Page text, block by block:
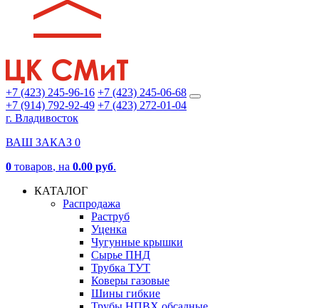
+7 (423) 245-96-16 +7 (423) 245-06-68
+7 (914) 792-92-49 +7 (423) 272-01-04
г. Владивосток
ВАШ ЗАКАЗ 0
0 товаров, на 0.00 руб.
КАТАЛОГ
Распродажа
Раструб
Уценка
Чугунные крышки
Сырье ПНД
Трубка ТУТ
Коверы газовые
Шины гибкие